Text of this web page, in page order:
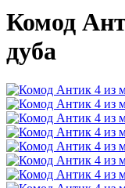
Комод
дуба